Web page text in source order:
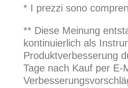
* I prezzi sono
** Diese Meinung
kontinuierlich als
Produktverbesserung
Tage nach Kauf per E-